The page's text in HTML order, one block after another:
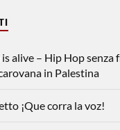
is alive – Hip Hop senza
in Palestina
¡Que corra la voz!